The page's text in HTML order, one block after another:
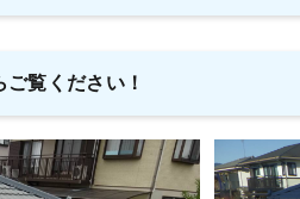
覧ください！